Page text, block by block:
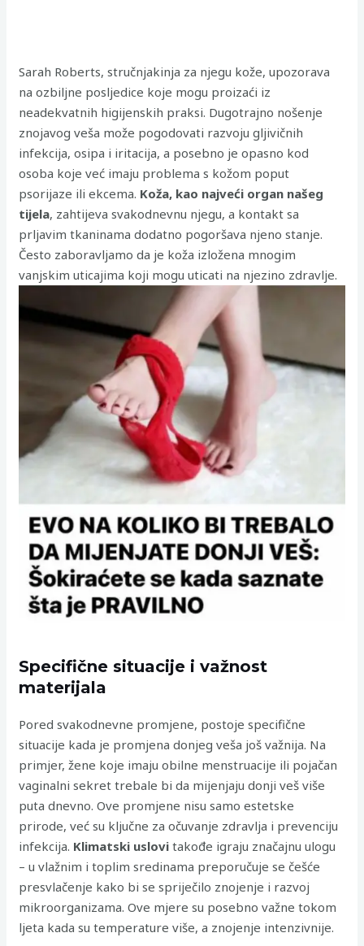
Sarah Roberts, stručnjakinja za njegu kože, upozorava
na ozbiljne posljedice koje mogu proizaći iz
neadekvatnih higijenskih praksi. Dugotrajno nošenje
znojavog veša može pogodovati razvoju gljivičnih
infekcija, osipa i iritacija, a posebno je opasno kod
osoba koje već imaju problema s kožom poput
psorijaze ili ekcema. Koža, kao najveći organ našeg
tijela, zahtijeva svakodnevnu njegu, a kontakt sa
prljavim tkaninama dodatno pogoršava njeno stanje.
Često zaboravljamo da je koža izložena mnogim
vanjskim uticajima koji mogu uticati na njezino zdravlje.
Specifične situacije i važnost
materijala
Pored svakodnevne promjene, postoje specifične
situacije kada je promjena donjeg veša još važnija. Na
primjer, žene koje imaju obilne menstruacije ili pojačan
vaginalni sekret trebale bi da mijenjaju donji veš više
puta dnevno. Ove promjene nisu samo estetske
prirode, već su ključne za očuvanje zdravlja i prevenciju
infekcija. Klimatski uslovi takođe igraju značajnu ulogu
– u vlažnim i toplim sredinama preporučuje se češće
presvlačenje kako bi se spriječilo znojenje i razvoj
mikroorganizama. Ove mjere su posebno važne tokom
ljeta kada su temperature više, a znojenje intenzivnije.